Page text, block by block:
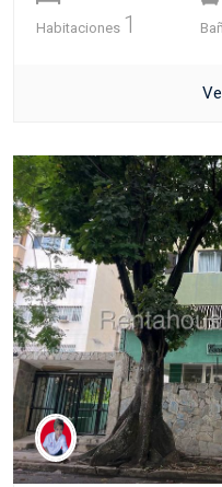
Habitaciones 1